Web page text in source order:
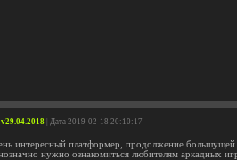
| Дата 2019-02-18 20:10:17
интересный платформер, продолжение
нужно ознакомиться любителям аркадных